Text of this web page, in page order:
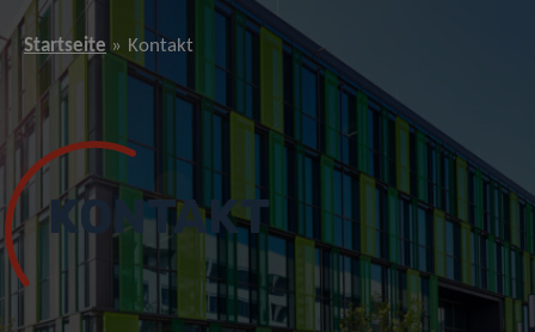
Startseite Kontakt
KONTAKT